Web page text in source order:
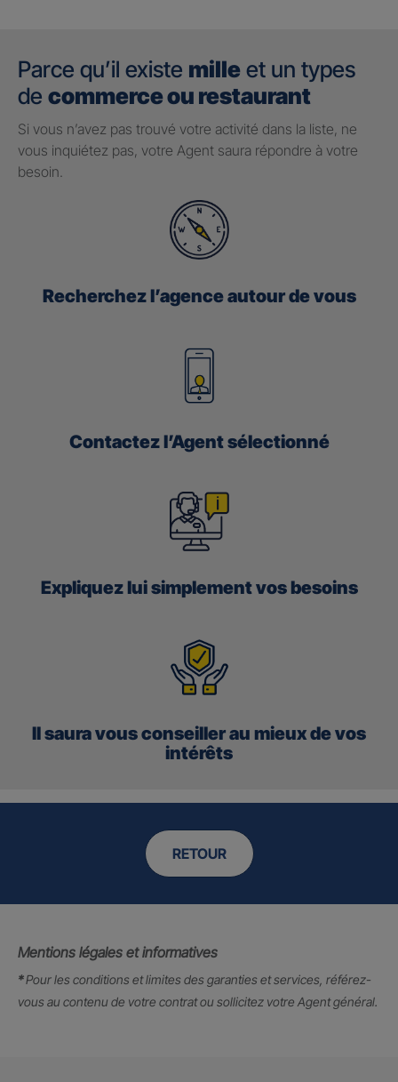
Parce qu’il existe mille et un types
de commerce ou restaurant
Si vous n’avez pas trouvé votre activité dans la liste, ne
vous inquiétez pas, votre Agent saura répondre à votre
besoin.
Recherchez l’agence autour de vous
Contactez l’Agent sélectionné
Expliquez lui simplement vos besoins
Il saura vous conseiller au mieux de vos
intérêts
RETOUR
Mentions légales et informatives
*Pour les conditions et limites des garanties et services, référez-
vous au contenu de votre contrat ou sollicitez votre Agent général.